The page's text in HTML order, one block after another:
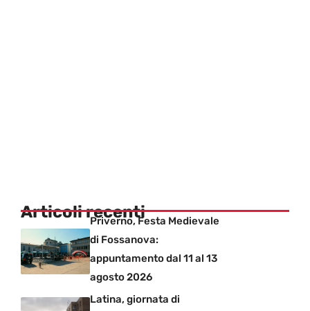
Articoli recentiPriverno, Festa Medievale
di Fossanova:
appuntamento dal 11 al 13
agosto 2026
Latina, giornata di